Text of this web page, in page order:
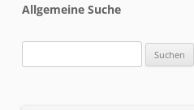
Allgemeine Suche
nach: